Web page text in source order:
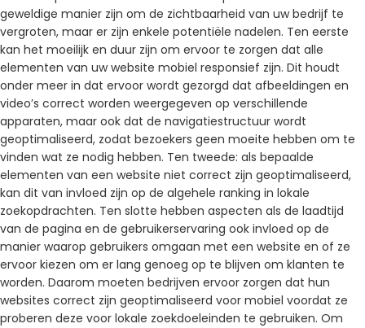
geweldige manier zijn om de zichtbaarheid van uw bedrijf te
vergroten, maar er zijn enkele potentiële nadelen. Ten eerste
kan het moeilijk en duur zijn om ervoor te zorgen dat alle
elementen van uw website mobiel responsief zijn. Dit houdt
onder meer in dat ervoor wordt gezorgd dat afbeeldingen en
video’s correct worden weergegeven op verschillende
apparaten, maar ook dat de navigatiestructuur wordt
geoptimaliseerd, zodat bezoekers geen moeite hebben om te
vinden wat ze nodig hebben. Ten tweede: als bepaalde
elementen van een website niet correct zijn geoptimaliseerd,
kan dit van invloed zijn op de algehele ranking in lokale
zoekopdrachten. Ten slotte hebben aspecten als de laadtijd
van de pagina en de gebruikerservaring ook invloed op de
manier waarop gebruikers omgaan met een website en of ze
ervoor kiezen om er lang genoeg op te blijven om klanten te
worden. Daarom moeten bedrijven ervoor zorgen dat hun
websites correct zijn geoptimaliseerd voor mobiel voordat ze
proberen deze voor lokale zoekdoeleinden te gebruiken. Om